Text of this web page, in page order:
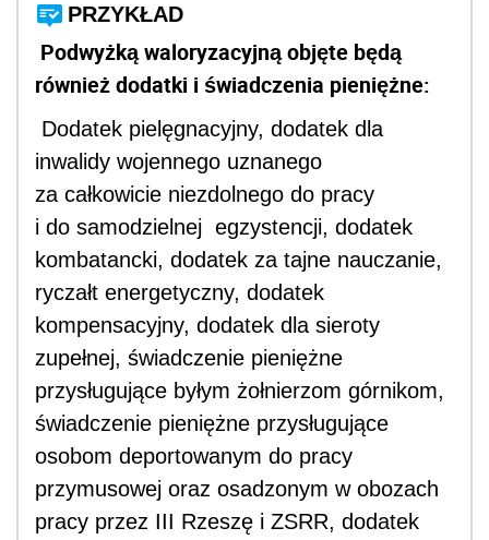
PRZYKŁAD
Podwyżką waloryzacyjną objęte będą
również dodatki i świadczenia pieniężne:
Dodatek pielęgnacyjny, dodatek dla
inwalidy wojennego uznanego
za całkowicie niezdolnego do pracy
i do samodzielnej egzystencji, dodatek
kombatancki, dodatek za tajne nauczanie,
ryczałt energetyczny, dodatek
kompensacyjny, dodatek dla sieroty
zupełnej, świadczenie pieniężne
przysługujące byłym żołnierzom górnikom,
świadczenie pieniężne przysługujące
osobom deportowanym do pracy
przymusowej oraz osadzonym w obozach
pracy przez III Rzeszę i ZSRR, dodatek